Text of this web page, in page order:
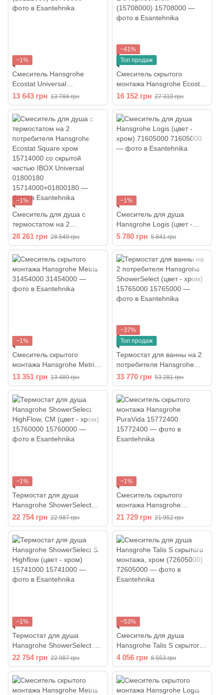
−1%
Смеситель Hansgrohe
Ecostat Universal
(13122000)
13 643 грн 13 784 грн
−41%
Топ продаж
Смеситель скрытого
монтажа Hansgrohe Ecostat
E с термостатом
(15708000)
16 152 грн 27 310 грн
−1%
Смеситель для душа с
термостатом на 2
потребителя Hansgrohe
Ecostat Square хром
15714000 со скрытой
частью IBOX Universal
01800180
28 261 грн 28 549 грн
−1%
Смеситель для душа
Hansgrohe Logis (цвет -
хром) 71605000
5 780 грн 5 841 грн
−1%
Смеситель скрытого
монтажа Hansgrohe Metris
31454000
13 351 грн 13 489 грн
−37%
Топ продаж
Термостат для ванны на 2
потребителя Hansgrohe
ShowerSelect (цвет - хром)
15765000
33 770 грн 53 281 грн
−1%
Термостат для душа
Hansgrohe ShowerSelect
HighFlow, СМ (цвет - хром)
15760000
22 754 грн 22 987 грн
−1%
Смеситель скрытого
монтажа Hansgrohe
PuraVida 15772400
21 729 грн 21 952 грн
−1%
Термостат для душа
Hansgrohe ShowerSelect S
Highflow (цвет - хром)
15741000
22 754 грн 22 987 грн
−53%
Смеситель для душа
Hansgrohe Talis S скрытого
монтажа, хром (72605000)
4 056 грн 8 553 грн